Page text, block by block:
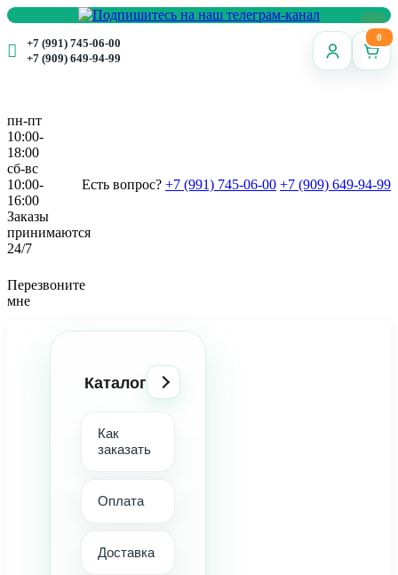
+7 (991) 745-06-00
+7 (909) 649-94-99
0
пн-пт
10:00-
18:00
сб-вс
10:00-
16:00
Заказы
принимаются
24/7
Есть вопрос? +7 (991) 745-06-00 +7 (909) 649-94-99
Перезвоните
мне
Каталог
Как
заказать
Оплата
Доставка